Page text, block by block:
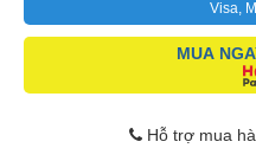
Visa,
MUA
Hỗ trợ mua